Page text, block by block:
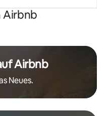
Airbnb
Airbnb
Neues.